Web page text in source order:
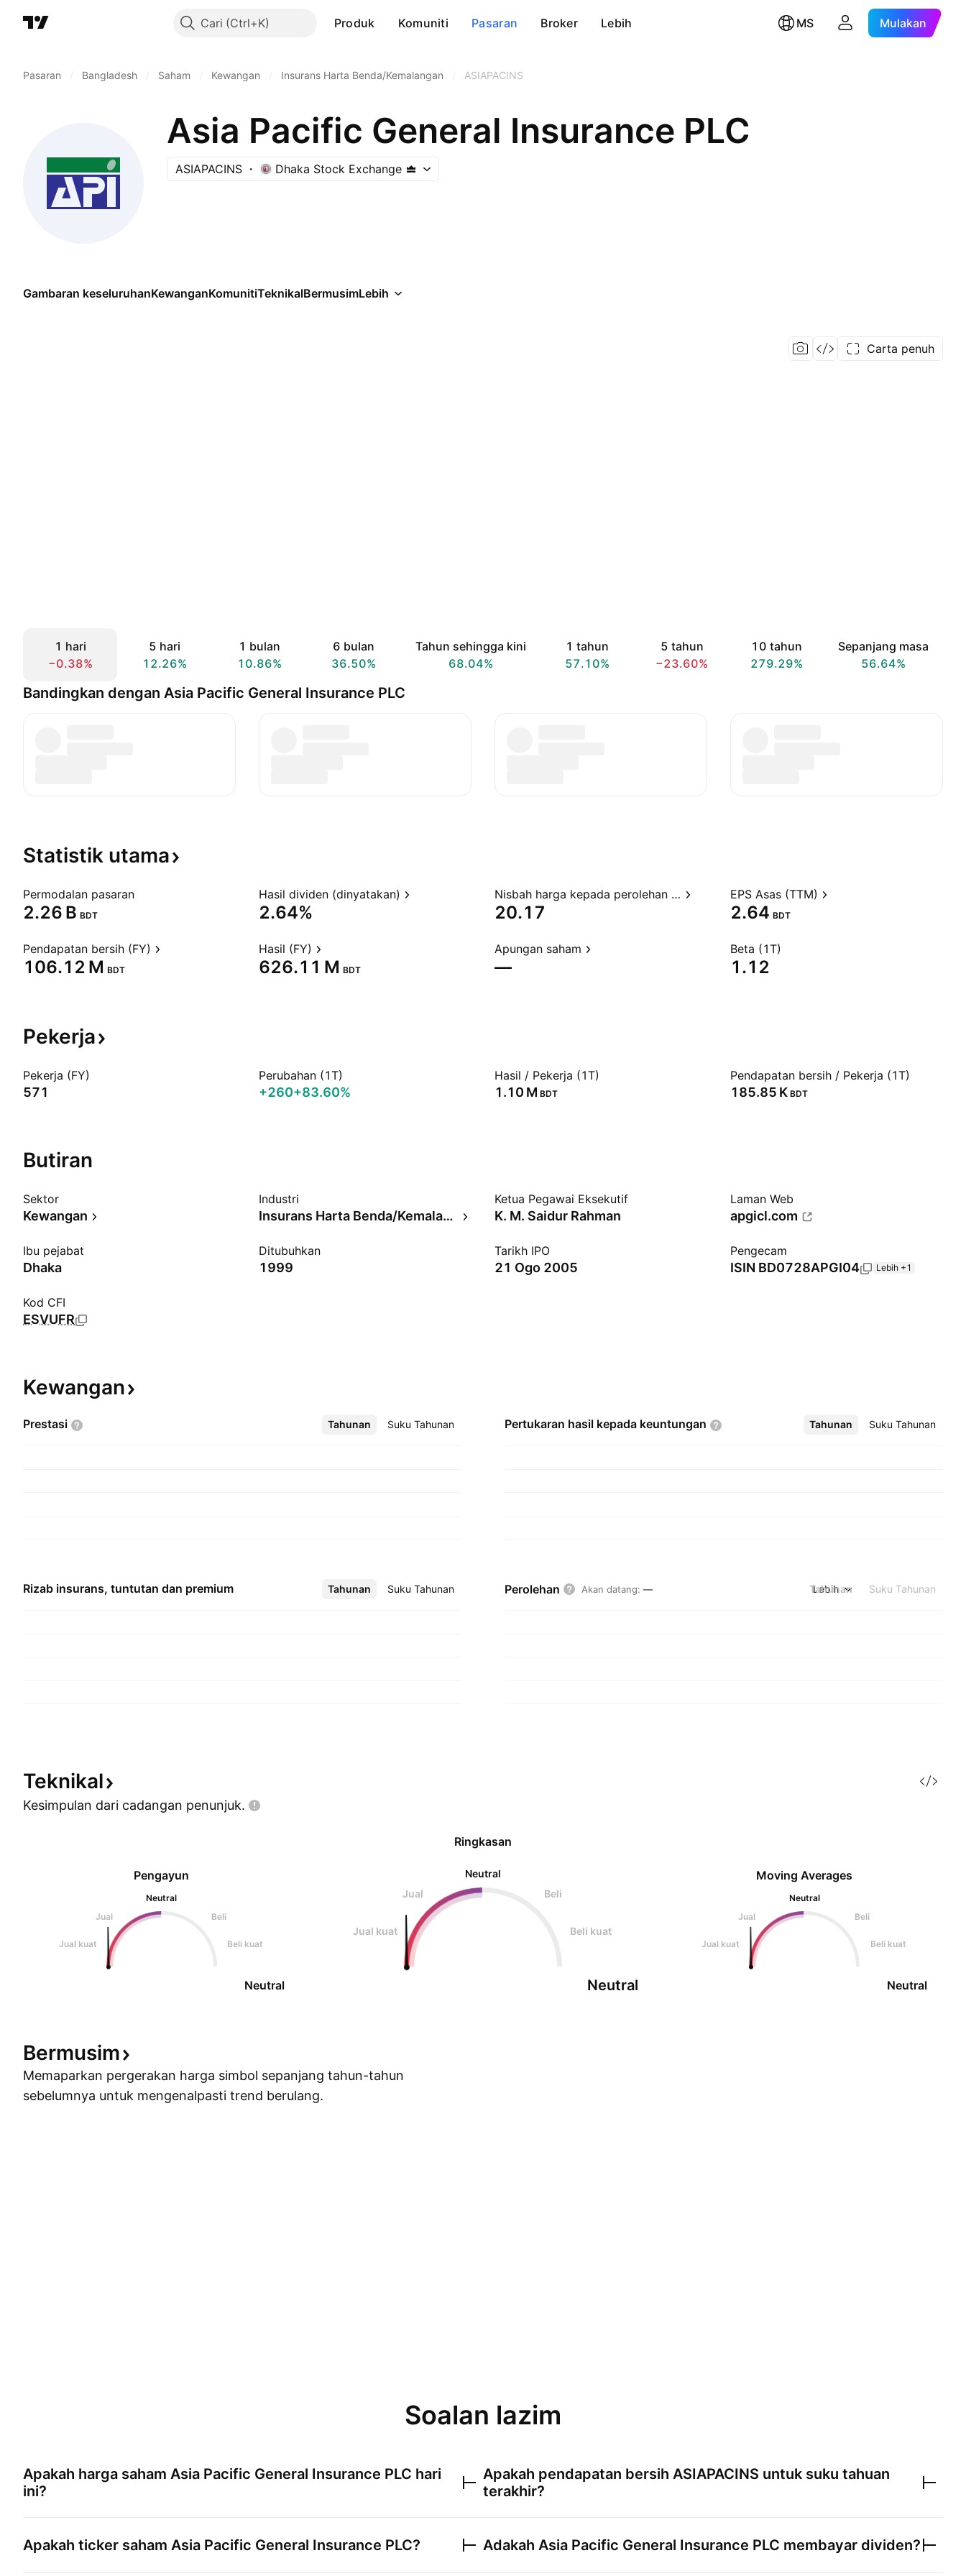
Cari Produk Komuniti Pasaran Broker Lebih MS Mulakan
Pasaran Bangladesh Saham Kewangan Insurans Harta Benda/Kemalangan ASIAPACINS
Asia Pacific General Insurance PLC
ASIAPACINS Dhaka Stock Exchange
Gambaran keseluruhanKewanganKomunitiTeknikalBermusimLebih
Carta penuh
1 hari
−0.38%
5 hari
12.26%
1 bulan
10.86%
6 bulan
36.50%
Tahun sehingga kini
68.04%
1 tahun
57.10%
5 tahun
−23.60%
10 tahun
279.29%
Sepanjang masa
56.64%
Bandingkan dengan Asia Pacific General Insurance PLC
Statistik utama
Permodalan pasaran
‪2.26 B‬ BDT
Hasil dividen (dinyatakan)
2.64%
Nisbah harga kepada perolehan (TTM)
20.17
EPS Asas (TTM)
2.64 BDT
Pendapatan bersih (FY)
‪106.12 M‬ BDT
Hasil (FY)
‪626.11 M‬ BDT
Apungan saham
—
Beta (1T)
1.12
Pekerja
Pekerja (FY)
571
Perubahan (1T)
+260+83.60%
Hasil / Pekerja (1T)
‪1.10 M‬ BDT
Pendapatan bersih / Pekerja (1T)
‪185.85 K‬ BDT
Butiran
Sektor
Kewangan
Industri
Insurans Harta Benda/Kemalangan
Ketua Pegawai Eksekutif
K. M. Saidur Rahman
Laman Web
apgicl.com
Ibu pejabat
Dhaka
Ditubuhkan
1999
Tarikh IPO
21 Ogo 2005
Pengecam
ISIN BD0728APGI04 Lebih +1
Kod CFI
ESVUFR
Kewangan
Prestasi Tahunan Suku Tahunan
Lebih Pertukaran hasil kepada keuntungan Tahunan Suku Tahunan
Lebih
Rizab insurans, tuntutan dan premium Tahunan Suku Tahunan
Lebih Perolehan Akan datang: — Tahunan Suku Tahunan
Lebih
Teknikal
Kesimpulan dari cadangan penunjuk.
Pengayun
Neutral
Jual
Beli
Jual kuat Beli kuat
Neutral
Ringkasan
Neutral
Jual
Beli
Jual kuat Beli kuat
Neutral
Moving Averages
Neutral
Jual
Beli
Jual kuat Beli kuat
Neutral
Bermusim
Memaparkan pergerakan harga simbol sepanjang tahun-tahun
sebelumnya untuk mengenalpasti trend berulang.
Soalan lazim
Apakah harga saham Asia Pacific General Insurance PLC hari
ini?
Apakah ticker saham Asia Pacific General Insurance PLC?
Apakah pendapatan bersih ASIAPACINS untuk suku tahuan
terakhir?
Adakah Asia Pacific General Insurance PLC membayar dividen?